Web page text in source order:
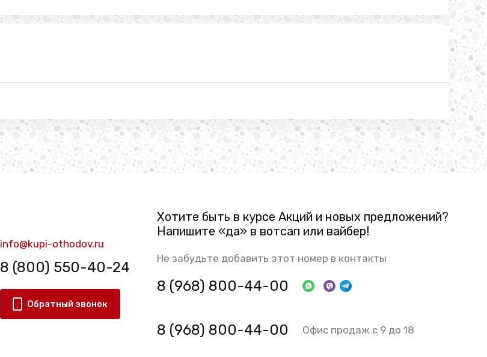
info@kupi-othodov.ru
8 (800) 550-40-24
Обратный звонок
Хотите быть в курсе Акций и новых предложений?
Напишите «да» в вотсап или вайбер!
Не забудьте добавить этот номер в контакты
8 (968) 800-44-00
8 (968) 800-44-00 Офис продаж с 9 до 18